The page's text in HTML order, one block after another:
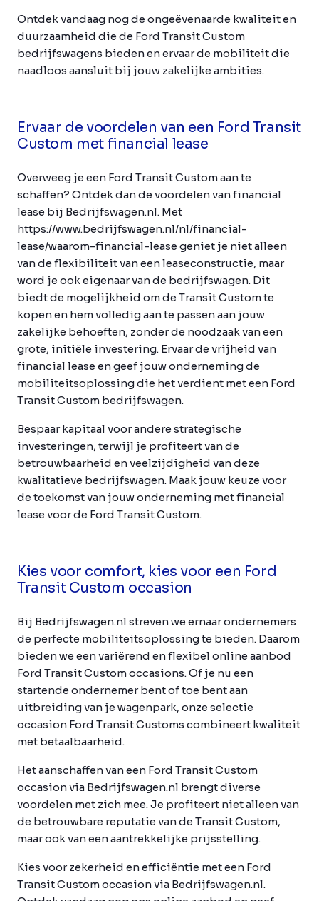
Ontdek vandaag nog de ongeëvenaarde kwaliteit en
duurzaamheid die de Ford Transit Custom
bedrijfswagens bieden en ervaar de mobiliteit die
naadloos aansluit bij jouw zakelijke ambities.
Ervaar de voordelen van een Ford Transit
Custom met financial lease
Overweeg je een Ford Transit Custom aan te
schaffen? Ontdek dan de voordelen van financial
lease bij Bedrijfswagen.nl. Met
https://www.bedrijfswagen.nl/nl/financial-
lease/waarom-financial-lease geniet je niet alleen
van de flexibiliteit van een leaseconstructie, maar
word je ook eigenaar van de bedrijfswagen. Dit
biedt de mogelijkheid om de Transit Custom te
kopen en hem volledig aan te passen aan jouw
zakelijke behoeften, zonder de noodzaak van een
grote, initiële investering. Ervaar de vrijheid van
financial lease en geef jouw onderneming de
mobiliteitsoplossing die het verdient met een Ford
Transit Custom bedrijfswagen.
Bespaar kapitaal voor andere strategische
investeringen, terwijl je profiteert van de
betrouwbaarheid en veelzijdigheid van deze
kwalitatieve bedrijfswagen. Maak jouw keuze voor
de toekomst van jouw onderneming met financial
lease voor de Ford Transit Custom.
Kies voor comfort, kies voor een Ford
Transit Custom occasion
Bij Bedrijfswagen.nl streven we ernaar ondernemers
de perfecte mobiliteitsoplossing te bieden. Daarom
bieden we een variërend en flexibel online aanbod
Ford Transit Custom occasions. Of je nu een
startende ondernemer bent of toe bent aan
uitbreiding van je wagenpark, onze selectie
occasion Ford Transit Customs combineert kwaliteit
met betaalbaarheid.
Het aanschaffen van een Ford Transit Custom
occasion via Bedrijfswagen.nl brengt diverse
voordelen met zich mee. Je profiteert niet alleen van
de betrouwbare reputatie van de Transit Custom,
maar ook van een aantrekkelijke prijsstelling.
Kies voor zekerheid en efficiëntie met een Ford
Transit Custom occasion via Bedrijfswagen.nl.